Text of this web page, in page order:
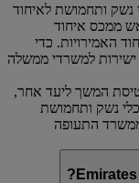
נשק ותחמושת לאיחוד
ממכס איחוד
האמירויות. כדי
ישירות למשרדי ממשלה
המשך ליעד אחר,
נשק ותחמושת
התעופה